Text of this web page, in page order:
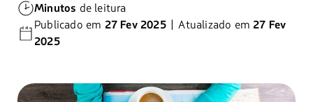
Minutos de leitura
Publicado em 27 Fev 2025| Atualizado em 27 Fev
2025